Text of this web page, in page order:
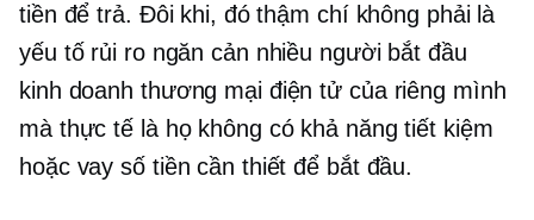
tiền để trả. Đôi khi, đó thậm chí không phải là
yếu tố rủi ro ngăn cản nhiều người bắt đầu
kinh doanh thương mại điện tử của riêng mình
mà thực tế là họ không có khả năng tiết kiệm
hoặc vay số tiền cần thiết để bắt đầu.